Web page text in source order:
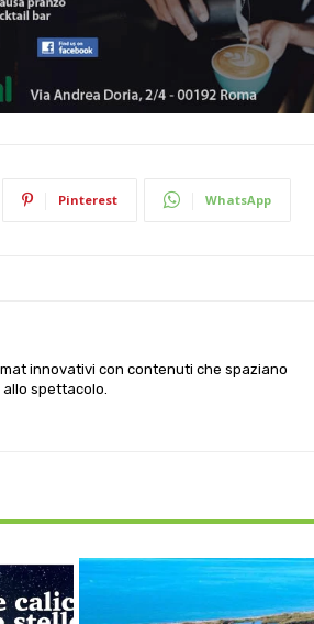
Pinterest WhatsApp
innovativi con contenuti che spaziano
spettacolo.